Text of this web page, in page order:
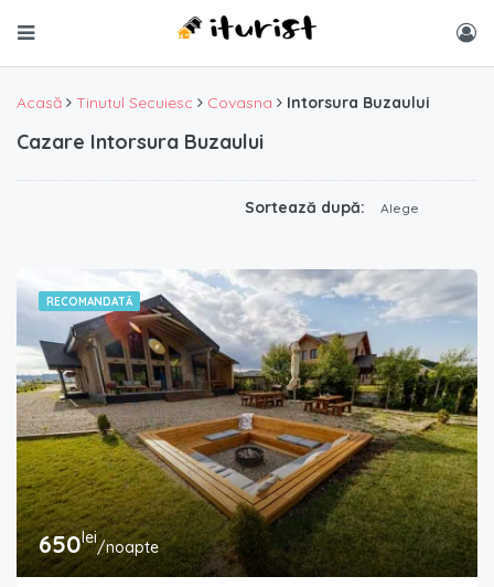
Acasă Tinutul Secuiesc Covasna Intorsura Buzaului
Cazare Intorsura Buzaului
Sortează după: Alege
RECOMANDATĂ
650lei/noapte